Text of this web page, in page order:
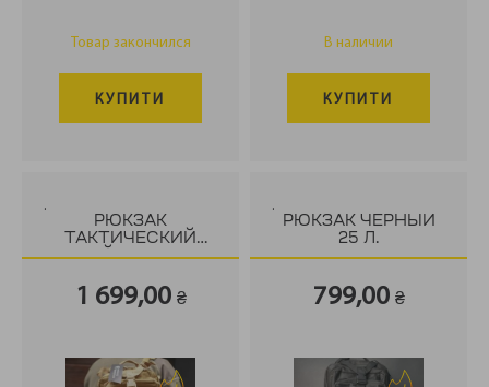
Товар закончился
КУПИТИ
В наличии
КУПИТИ
.
РЮКЗАК
ТАКТИЧЕСКИЙ
КОЙОТ 25 Л.
1 699,00 ₴
.
РЮКЗАК ЧЁРНЫЙ
25 Л.
799,00 ₴